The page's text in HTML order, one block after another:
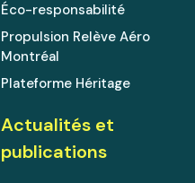
Éco-responsabilité
Propulsion Relève Aéro
Montréal
Plateforme Héritage
Actualités et
publications